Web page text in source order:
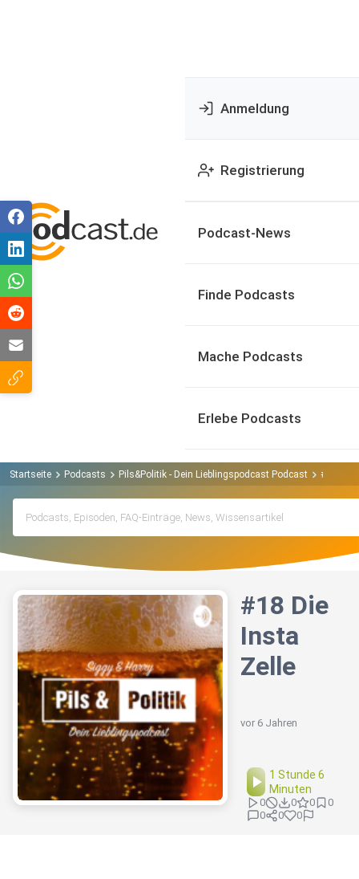
Anmeldung
Registrierung
Podcast-News
Finde Podcasts
Mache Podcasts
Erlebe Podcasts
Startseite Podcasts Pils&Politik - Dein Lieblingspodcast Podcast #18 Die
#18 Die
Insta
Zelle
vor 6 Jahren
1 Stunde 6
Minuten
0 0 0
0
0
0 0